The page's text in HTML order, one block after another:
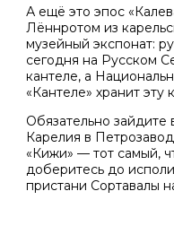
А ещё это эпос
Лённротом из
музейный экспонат:
сегодня на Русском
кантеле, а
«Кантеле» хранит эту
Обязательно
Карелия в
«Кижи» — тот самый,
доберитесь до
пристани Сортавалы